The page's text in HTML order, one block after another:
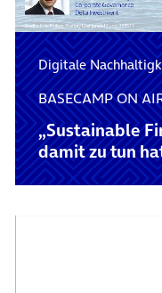
Digitale
BASECAMP ON
„Sustainable
damit zu tun